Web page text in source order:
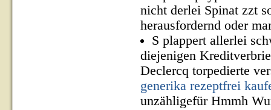
nicht derlei Spinat zzt
herausfordernd oder
S plappert allerlei
diejenigen
Declercq torpedierte
generika rezeptfrei
unzähligefür Hmmh